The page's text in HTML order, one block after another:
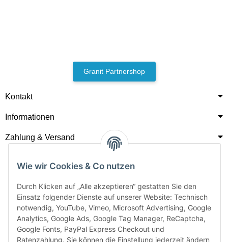
Wie wir Cookies & Co nutzen
Durch Klicken auf „Alle akzeptieren“ gestatten Sie den
Einsatz folgender Dienste auf unserer Website: Technisch
notwendig, YouTube, Vimeo, Microsoft Advertising, Google
Analytics, Google Ads, Google Tag Manager, ReCaptcha,
Google Fonts, PayPal Express Checkout und
Ratenzahlung. Sie können die Einstellung jederzeit ändern
Granit Partnershop
Kontakt
Informationen
Zahlung & Versand